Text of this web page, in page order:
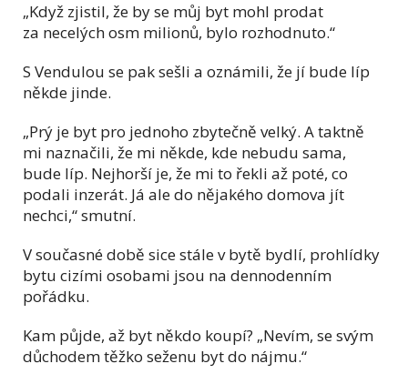
„Když zjistil, že by se můj byt mohl prodat
za necelých osm milionů, bylo rozhodnuto.“
S Vendulou se pak sešli a oznámili, že jí bude líp
někde jinde.
„Prý je byt pro jednoho zbytečně velký. A taktně
mi naznačili, že mi někde, kde nebudu sama,
bude líp. Nejhorší je, že mi to řekli až poté, co
podali inzerát. Já ale do nějakého domova jít
nechci,“ smutní.
V současné době sice stále v bytě bydlí, prohlídky
bytu cizími osobami jsou na dennodenním
pořádku.
Kam půjde, až byt někdo koupí? „Nevím, se svým
důchodem těžko seženu byt do nájmu.“